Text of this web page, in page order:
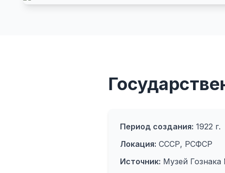
Период создания: 1922 г.
Локация: СССР, РСФСР
Источник: Музей